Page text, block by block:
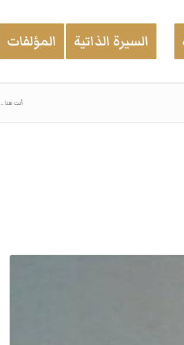
السيرة الذاتية المؤلفات
أنت هنا ..